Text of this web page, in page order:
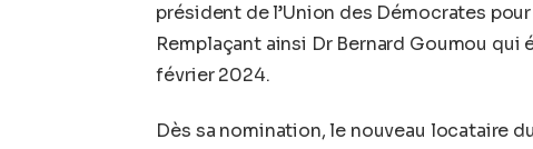
président de l’Union des Démocrates
Remplaçant ainsi Dr Bernard Goumou
février 2024.
Dès sa nomination, le nouveau locataire